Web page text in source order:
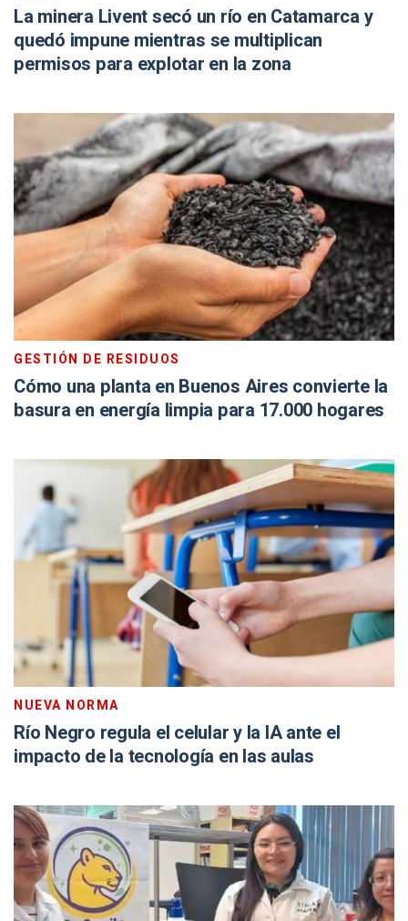
La minera Livent secó un río en Catamarca y
quedó impune mientras se multiplican
permisos para explotar en la zona
GESTIÓN DE RESIDUOS
Cómo una planta en Buenos Aires convierte la
basura en energía limpia para 17.000 hogares
NUEVA NORMA
Río Negro regula el celular y la IA ante el
impacto de la tecnología en las aulas